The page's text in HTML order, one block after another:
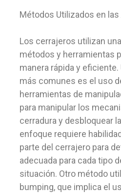
Métodos Utilizados en
Los cerrajeros utilizan
métodos y herramientas
manera rápida y
más comunes es el uso
herramientas de
para manipular los
cerradura y desbloquear
enfoque requiere
parte del cerrajero para
adecuada para cada tipo
situación. Otro método
bumping, que implica el